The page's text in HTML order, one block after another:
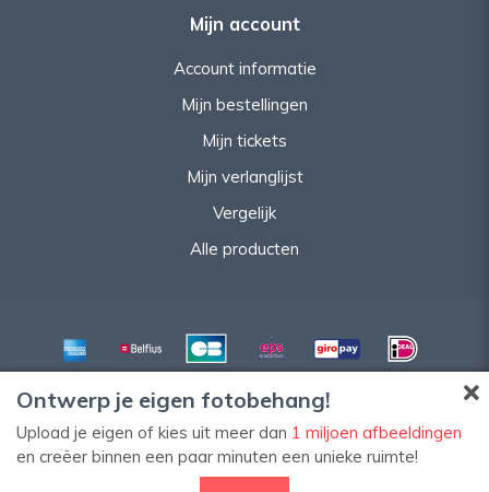
Mijn account
Account informatie
Mijn bestellingen
Mijn tickets
Mijn verlanglijst
Vergelijk
Alle producten
© Copyright 2026 HomeStyleDecoWeb
Ontwerp je eigen fotobehang!
Upload je eigen of kies uit meer dan 1 miljoen afbeeldingen
en creëer binnen een paar minuten een unieke ruimte!